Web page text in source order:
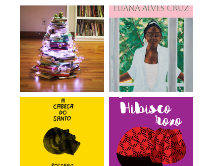
Feliz Natal!
Meridiana - Eliana
Alves Cruz (rese...
A Cabeça do Santo -
Socorro Acioli ...
Hibisco Roxo -
Chimamanda Ngozi
Adi...